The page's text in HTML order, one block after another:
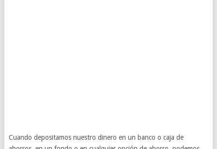
Cuando depositamos nuestro dinero en un banco o caja de